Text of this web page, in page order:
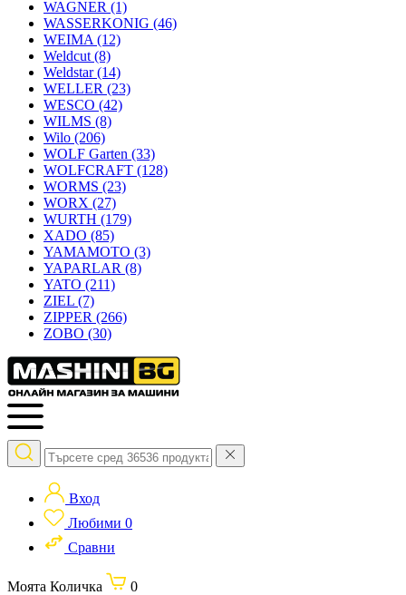
WAGNER (1)
WASSERKONIG (46)
WEIMA (12)
Weldcut (8)
Weldstar(14)
WELLER (23)
WESCO (42)
WILMS (8)
Wilo (206)
WOLF Garten (33)
WOLFCRAFT (128)
WORMS (23)
WORX (27)
WURTH (179)
XADO (85)
YAMAMOTO (3)
YAPARLAR (8)
YATO (211)
ZIEL (7)
ZIPPER (266)
ZOBO (30)
Вход
Любими 0
Сравни
Моята Количка
0